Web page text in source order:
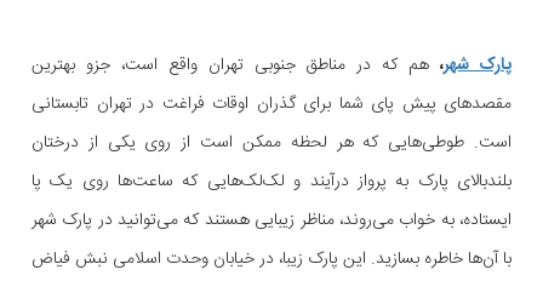
پارک شهر،هم که در مناطق جنوبی تهران واقع است، جزو بهترین
مقصد‌های پیش پای شما برای گذران اوقات فراغت در تهران تابستانی
است. طوطی‌هایی که هر لحظه ممکن است از روی یکی از درختان
بلندبالای پارک به پرواز درآیند و لک‌لک‌هایی که ساعت‌ها روی یک پا
ایستاده، به خواب می‌روند، مناظر زیبایی هستند که می‌توانید در پارک شهر
با آن‌ها خاطره بسازید. این پارک زیبا، در خیابان وحدت اسلامی نبش فیاض